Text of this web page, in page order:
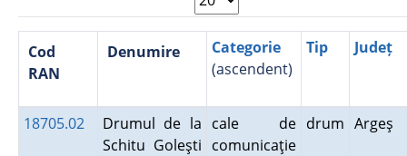
Cod
RAN
Denumire
Categorie
(ascendent)
Tip Județ
18705.02
Drumul de la
Schitu Goleşti
cale de
comunicaţie
drum Argeş